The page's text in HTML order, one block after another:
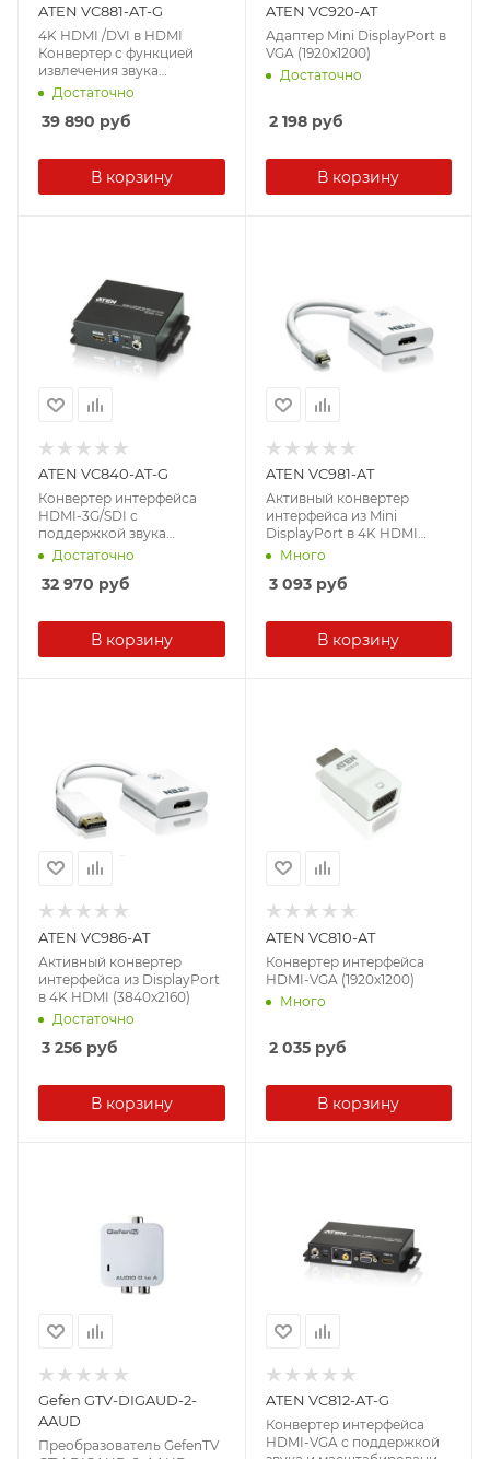
ATEN VC881-AT-G
4K HDMI /DVI в HDMI
Конвертер с функцией
извлечения звука
(3840x2160)
Достаточно
39 890 руб
В корзину
ATEN VC920-AT
Адаптер Mini DisplayPort в
VGA (1920x1200)
Достаточно
2 198руб
В корзину
ATEN VC840-AT-G
Конвертер интерфейса
HDMI-3G/SDI с
поддержкой звука
(1920x1080)
Достаточно
32 970 руб
В корзину
ATEN VC981-AT
Активный конвертер
интерфейса из Mini
DisplayPort в 4K HDMI
(3840x2160)
Много
3 093руб
В корзину
ATEN VC986-AT
Активный конвертер
интерфейса из DisplayPort
в 4K HDMI (3840x2160)
Достаточно
3 256 руб
В корзину
ATEN VC810-AT
Конвертер интерфейса
HDMI-VGA (1920x1200)
Много
2 035руб
В корзину
Gefen GTV-DIGAUD-2-
AAUD
Преобразователь GefenTV
ATEN VC812-AT-G
Конвертер интерфейса
HDMI-VGA с поддержкой